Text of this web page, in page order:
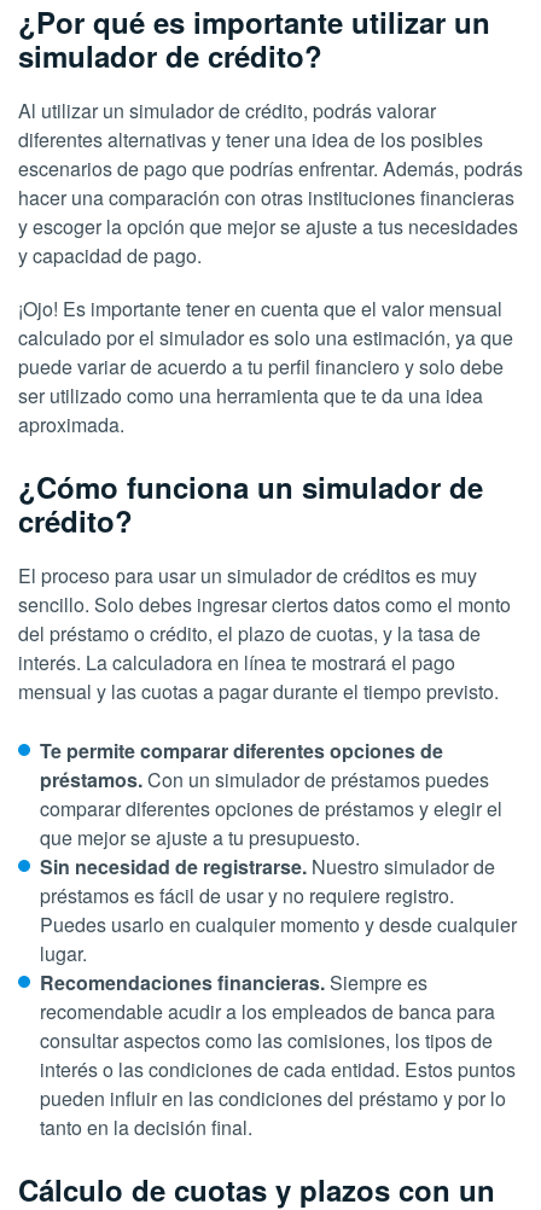
¿Por qué es importante utilizar un
simulador de crédito?
Al utilizar un simulador de crédito, podrás valorar
diferentes alternativas y tener una idea de los posibles
escenarios de pago que podrías enfrentar. Además, podrás
hacer una comparación con otras instituciones financieras
y escoger la opción que mejor se ajuste a tus necesidades
y capacidad de pago.
¡Ojo! Es importante tener en cuenta que el valor mensual
calculado por el simulador es solo una estimación, ya que
puede variar de acuerdo a tu perfil financiero y solo debe
ser utilizado como una herramienta que te da una idea
aproximada.
¿Cómo funciona un simulador de
crédito?
El proceso para usar un simulador de créditos es muy
sencillo. Solo debes ingresar ciertos datos como el monto
del préstamo o crédito, el plazo de cuotas, y la tasa de
interés. La calculadora en línea te mostrará el pago
mensual y las cuotas a pagar durante el tiempo previsto.
Te permite comparar diferentes opciones de
préstamos.Con un simulador de préstamos puedes
comparar diferentes opciones de préstamos y elegir el
que mejor se ajuste a tu presupuesto.
Sin necesidad de registrarse. Nuestro simulador de
préstamos es fácil de usar y no requiere registro.
Puedes usarlo en cualquier momento y desde cualquier
lugar.
Recomendaciones financieras.Siempre es
recomendable acudir a los empleados de banca para
consultar aspectos como las comisiones, los tipos de
interés o las condiciones de cada entidad. Estos puntos
pueden influir en las condiciones del préstamo y por lo
tanto en la decisión final.
Cálculo de cuotas y plazos con un